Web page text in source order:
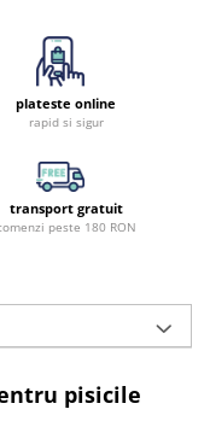
plateste online
rapid si sigur
transport gratuit
peste 180 RON
pisicile